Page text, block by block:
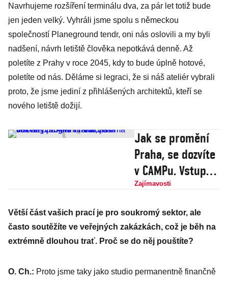
Navrhujeme rozšíření terminálu dva, za pár let totiž bude
jen jeden velký. Vyhráli jsme spolu s německou
společností Planeground tendr, oni nás oslovili a my byli
nadšení, návrh letiště člověka nepotkává denně. Až
poletíte z Prahy v roce 2045, kdy to bude úplně hotové,
poletíte od nás. Děláme si legraci, že si náš ateliér vybrali
proto, že jsme jediní z přihlášených architektů, kteří se
nového letiště dožijí.
Jak se promění
Praha, se dozvíte
v CAMPu. Vstup
na veškerý
zdarma
Zajímavosti
Větší část vašich prací je pro soukromý sektor, ale
často soutěžíte ve veřejných zakázkách, což je běh na
extrémně dlouhou trať. Proč se do něj pouštíte?
O. Ch.: Proto jsme taky jako studio permanentně finančně